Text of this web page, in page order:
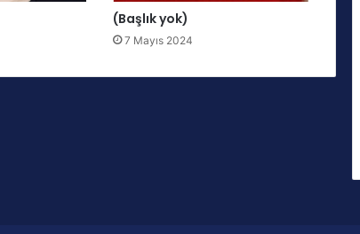
(Başlık yok)
7 Mayıs 2024